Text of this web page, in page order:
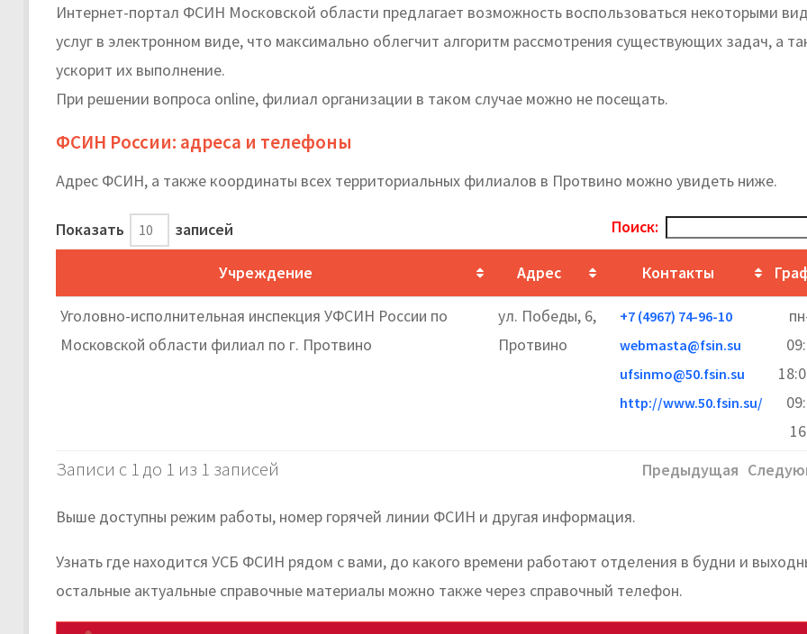
Интернет-портал ФСИН Московской области предлагает возможность воспользоваться некоторыми
услуг в электронном виде, что максимально облегчит алгоритм рассмотрения существующих задач, а
ускорит их выполнение.
При решении вопроса online, филиал организации в таком случае можно не посещать.
ФСИН России: адреса и телефоны
Адрес ФСИН, а также координаты всех территориальных филиалов в Протвино можно увидеть ниже.
Показать записей Поиск:
Учреждение Адрес Контакты
Уголовно-исполнительная инспекция УФСИН России по
Московской области филиал по г. Протвино
ул. Победы, 6,
Протвино
+7 (4967) 74-96-10
webmasta@fsin.su
ufsinmo@50.fsin.su
http://www.50.fsin.su/
Записи с 1 до 1 из 1 записей Предыдущая
Выше доступны режим работы, номер горячей линии ФСИН и другая информация.
Узнать где находится УСБ ФСИН рядом с вами, до какого времени работают отделения в будни и
остальные актуальные справочные материалы можно также через справочный телефон.